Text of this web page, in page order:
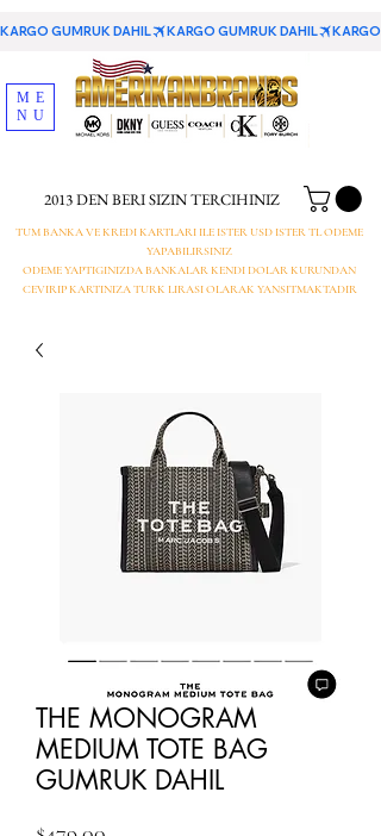
KARGO GUMRUK DAHIL
2013 DEN BERI SIZIN TERCIHINIZ
TUM BANKA VE KREDI KARTLARI ILE ISTER USD ISTER TL ODEME
YAPABILIRSINIZ
ODEME YAPTIGINIZDA BANKALAR KENDI DOLAR KURUNDAN
CEVIRIP KARTINIZA TURK LIRASI OLARAK YANSITMAKTADIR
ME
NU
THE MONOGRAM
MEDIUM TOTE BAG
GUMRUK DAHIL